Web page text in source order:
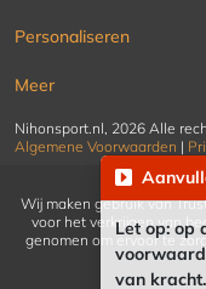
Let op: op
van
Personaliseren
Meer
Nihonsport.nl, 2026 Alle
Algemene Voorwaarden |
Wij maken gebruik van
voor het verkrijgen van
genomen om ervoor te